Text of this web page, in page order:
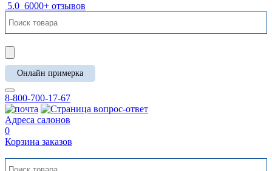
5.0 6000+ отзывов
Онлайн примерка
8-800-700-17-67
Адреса салонов
0
Корзина заказов